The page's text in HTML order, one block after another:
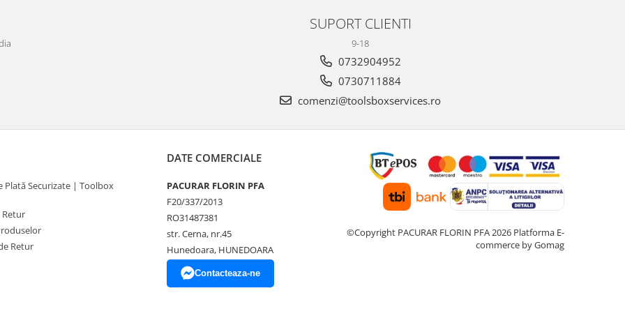
SUPORT CLIENTI
9-18
0732904952
0730711884
comenzi@toolsboxservices.ro
Plată Securizate | Toolbox
Retur
Retur
DATE COMERCIALE
PACURAR FLORIN PFA
F20/337/2013
RO31487381
str. Cerna, nr.45
Hunedoara, HUNEDOARA
Contacteaza-ne
©Copyright PACURAR FLORIN PFA 2026 Platforma E-
commerce by Gomag